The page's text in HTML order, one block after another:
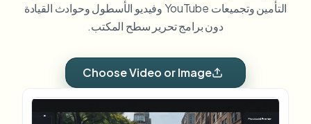
عرض جميع الأمثلة
تصفح مكتبة الأمثلة الكاملة
طمس الوجه
طمس لوحة السيارة
الميزات
View all features
Browse every blur tool in one place
المدارس والتعليم
الموارد
التأمين وتجميعات YouTube وفيديو الأسطول وحوادث القيادة
دون برامج تحرير سطح المكتب.
Choose Video or Image